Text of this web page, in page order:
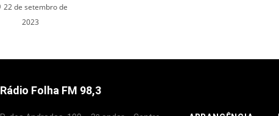
22 de setembro de
2023
Rádio Folha FM 98,3